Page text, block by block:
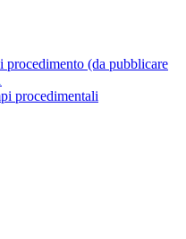
procedimento (da pubblicare
procedimentali